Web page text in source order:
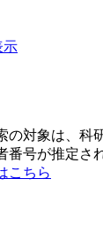
示
対象は、科
番号が推定さ
こちら